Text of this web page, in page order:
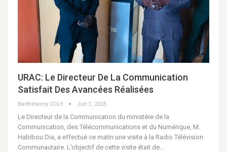
URAC: Le Directeur De La Communication
Satisfait Des Avancées Réalisées
Barthélemy COLY Juil 1, 2025
Le Directeur de la Communication du ministère de la
Communication, des Télécommunications et du Numérique, M.
Habibou Dia, a effectué ce matin une visite à la Radio Télévision
Communautaire. L’objectif de cette visite était de…